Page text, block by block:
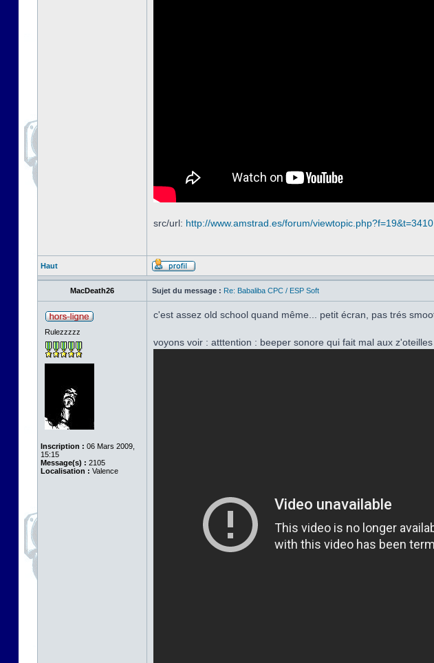
src/url: http://www.amstrad.es/forum/viewtopic.php?f=19&t=3410
Haut
MacDeath26 Sujet du message : Re: Babaliba CPC / ESP Soft
Rulezzzzz
Inscription : 06 Mars 2009,
15:15
Message(s) : 2105
Localisation : Valence
c'est assez old school quand même... petit écran, pas trés
voyons voir : atttention : beeper sonore qui fait mal aux z'oteilles